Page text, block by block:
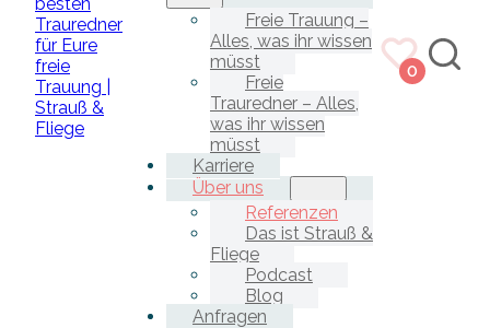
Freie Trauung –
Alles, was ihr wissen
müsst
Freie
Trauredner – Alles,
was ihr wissen
müsst
Karriere
Über uns
Referenzen
Das ist Strauß &
Fliege
Podcast
Blog
Anfragen
0